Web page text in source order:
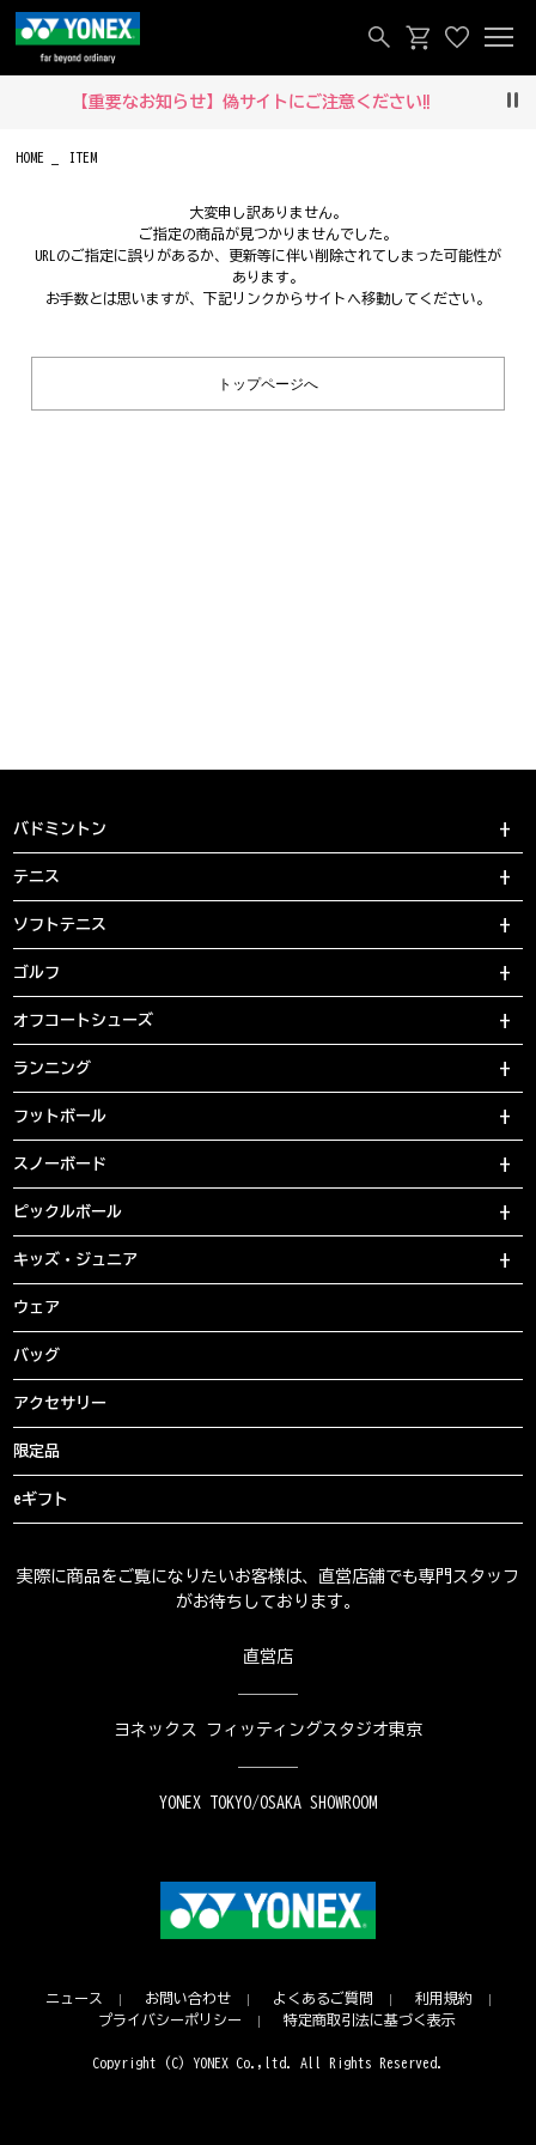
【重要なお知らせ】偽サイトにご注意ください‼
HOME ITEM
大変申し訳ありません。
ご指定の商品が見つかりませんでした。
URLのご指定に誤りがあるか、更新等に伴い削除されてしまった可能性が
あります。
お手数とは思いますが、下記リンクからサイトへ移動してください。
トップページへ
バドミントン
テニス
ソフトテニス
ゴルフ
オフコートシューズ
ランニング
フットボール
スノーボード
ピックルボール
キッズ・ジュニア
ウェア
バッグ
アクセサリー
限定品
eギフト
実際に商品をご覧になりたいお客様は、直営店舗でも専門スタッフ
がお待ちしております。
直営店
ヨネックス フィッティングスタジオ東京
YONEX TOKYO/OSAKA SHOWROOM
ニュース お問い合わせ よくあるご質問
利用規約
プライバシーポリシー
特定商取引法に基づく表示
Copyright (C) YONEX Co.,ltd. All Rights Reserved.